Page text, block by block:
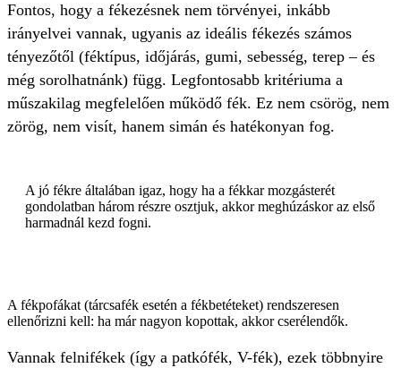
Fontos, hogy a fékezésnek nem törvényei, inkább
irányelvei vannak, ugyanis az ideális fékezés számos
tényezőtől (féktípus, időjárás, gumi, sebesség, terep – és
még sorolhatnánk) függ. Legfontosabb kritériuma a
műszakilag megfelelően működő fék. Ez nem csörög, nem
zörög, nem visít, hanem simán és hatékonyan fog.
A jó fékre általában igaz, hogy ha a fékkar mozgásterét
gondolatban három részre osztjuk, akkor meghúzáskor az első
harmadnál kezd fogni.
A fékpofákat (tárcsafék esetén a fékbetéteket) rendszeresen
ellenőrizni kell: ha már nagyon kopottak, akkor cserélendők.
Vannak felnifékek (így a patkófék, V-fék), ezek többnyire